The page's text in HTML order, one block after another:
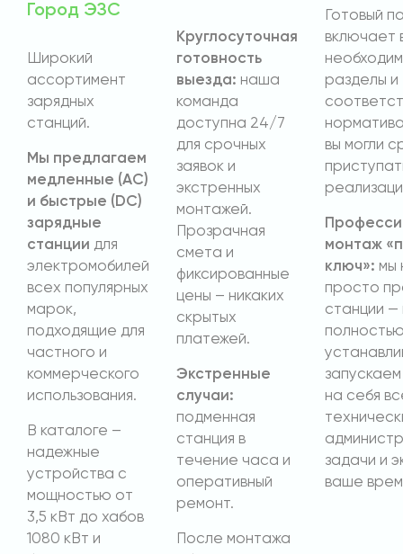
Город ЭЗС
Широкий
ассортимент
зарядных
станций.
Мы предлагаем
медленные (AC)
и быстрые (DC)
зарядные
станции для
электромобилей
всех популярных
марок,
подходящие для
частного и
коммерческого
использования.
В каталоге –
надежные
устройства с
мощностью от
3,5 кВт до хабов
1080 кВт и
Круглосуточная
готовность
выезда: наша
команда
доступна 24/7
для срочных
заявок и
экстренных
монтажей.
Прозрачная
смета и
фиксированные
цены – никаких
скрытых
платежей.
Экстренные
случаи:
подменная
станция в
течение часа и
оперативный
ремонт.
После монтажа
Готовый
включает
разделы и
вы могли
монтаж
ключ»: мы
просто
станции —
на себя
задачи и
ваше